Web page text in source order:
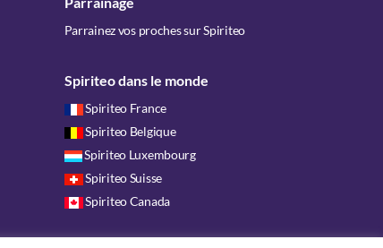
Parrainez vos proches sur Spiriteo
Spiriteo dans le monde
Spiriteo France
Spiriteo Belgique
Spiriteo Luxembourg
Spiriteo Suisse
Spiriteo Canada